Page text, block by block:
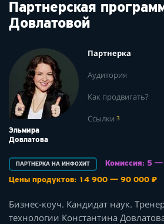
Партнерская
Довлатовой
Эльмира
Довлатова
Партнерка
Аудитория
Как продвигать?
Ссылки3
ПАРТНЕРКА НА ИНФОХИТ
Комиссия: 5
Цены продуктов: 14 900 — 90 000 ₽
Бизнес-коуч. Кандидат наук.
технологии Константина